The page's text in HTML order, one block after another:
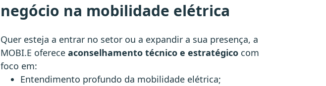
negócio na mobilidade elétrica
Quer esteja a entrar no setor ou a expandir a sua presença, a
MOBI.E oferece aconselhamento técnico e estratégico com
foco em:
Entendimento profundo da mobilidade elétrica;